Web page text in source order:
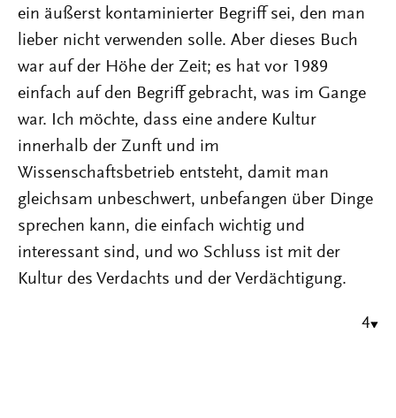
ein äußerst kontaminierter Begriff sei, den man
lieber nicht verwenden solle. Aber dieses Buch
war auf der Höhe der Zeit; es hat vor 1989
einfach auf den Begriff gebracht, was im Gange
war. Ich möchte, dass eine andere Kultur
innerhalb der Zunft und im
Wissenschaftsbetrieb entsteht, damit man
gleichsam unbeschwert, unbefangen über Dinge
sprechen kann, die einfach wichtig und
interessant sind, und wo Schluss ist mit der
Kultur des Verdachts und der Verdächtigung.
4